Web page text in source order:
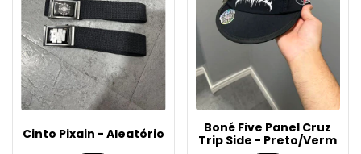
Cinto Pixain - Aleatório
Boné Five Panel Cruz
Trip Side - Preto/Verm